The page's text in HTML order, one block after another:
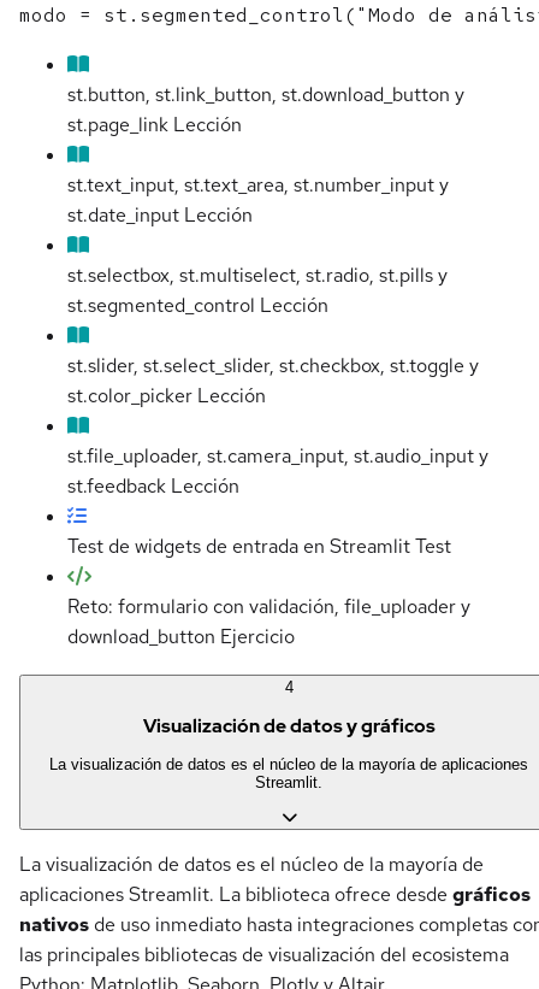
st.button, st.link_button, st.download_button y
st.page_link Lección
st.text_input, st.text_area, st.number_input y
st.date_input Lección
st.selectbox, st.multiselect, st.radio, st.pills y
st.segmented_control Lección
st.slider, st.select_slider, st.checkbox, st.toggle y
st.color_picker Lección
st.file_uploader, st.camera_input, st.audio_input y
st.feedback Lección
Test de widgets de entrada en StreamlitTest
Reto: formulario con validación, file_uploader y
download_button Ejercicio
4
Visualización de datos y gráficos
La visualización de datos es el núcleo de la mayoría de aplicaciones
Streamlit.
La visualización de datos es el núcleo de la mayoría de
aplicaciones Streamlit. La biblioteca ofrece desde gráficos
nativos de uso inmediato hasta integraciones completas
las principales bibliotecas de visualización del ecosistema